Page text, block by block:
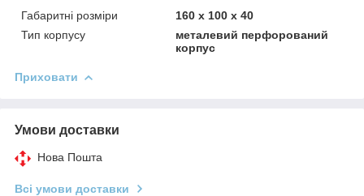
Габаритні розміри
160 х 100 х 40
Тип корпусу
металевий перфорований
корпус
Приховати
Умови доставки
Нова Пошта
Всі умови доставки